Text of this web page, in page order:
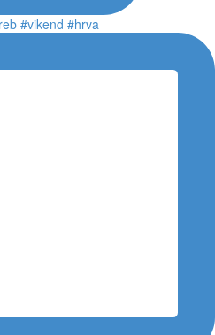
#vikend #hrva